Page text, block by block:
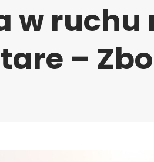
w ruchu
–